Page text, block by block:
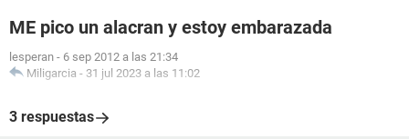
ME pico un alacran y estoy embarazada
lesperan - 6 sep 2012 a las 21:34
Miligarcia - 31 jul 2023 a las 11:02
3 respuestas